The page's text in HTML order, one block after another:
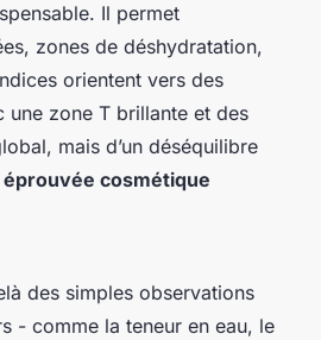
Il permet
zones de déshydratation,
orientent vers des
une zone T brillante et des
mais d’un déséquilibre
cosmétique
des simples observations
- comme la teneur en eau, le